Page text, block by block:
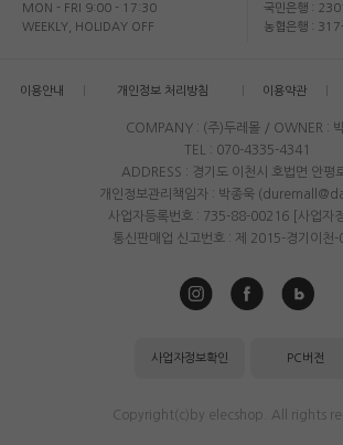
MON - FRI 9:00 - 17:30
WEEKLY, HOLIDAY OFF
국민은행 :
농협은행 :
이용안내 개인정보 처리방침 이용약관
COMPANY : (주)두레몰 / OWNER :
TEL : 070-4335-4341
ADDRESS : 경기도 이천시 호법면 안평
개인정보관리책임자 : 박종욱
사업자등록번호 : 735-88-00216
[사업자
통신판매업 신고번호 : 제 2015-경기이천
사업자정보확인 PC버전
Copyright(c)by elecshop. All rights